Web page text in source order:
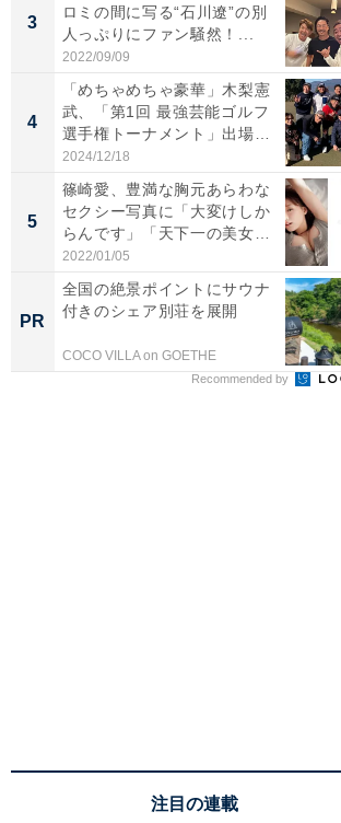
3
ロミの間に写る“石川遼”の別
人っぷりにファン騒然！...
2022/09/09
4
「めちゃめちゃ豪華」木梨憲
武、「第1回 最強芸能ゴルフ
選手権トーナメント」出場
メ...
2024/12/18
5
篠崎愛、豊満な胸元あらわな
セクシー写真に「大変けしか
らんです」「天下一の美女で
す...
2022/01/05
PR
全国の絶景ポイントにサウナ
付きのシェア別荘を展開
COCO VILLA on GOETHE
Recommended by
注目の連載